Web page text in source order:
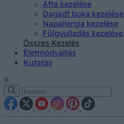
Afta kezelése
Dagadt boka kezelése
Napallergia kezelése
Fülgyulladás kezelése
Összes Kezelés
Életmódváltás
Kutatás